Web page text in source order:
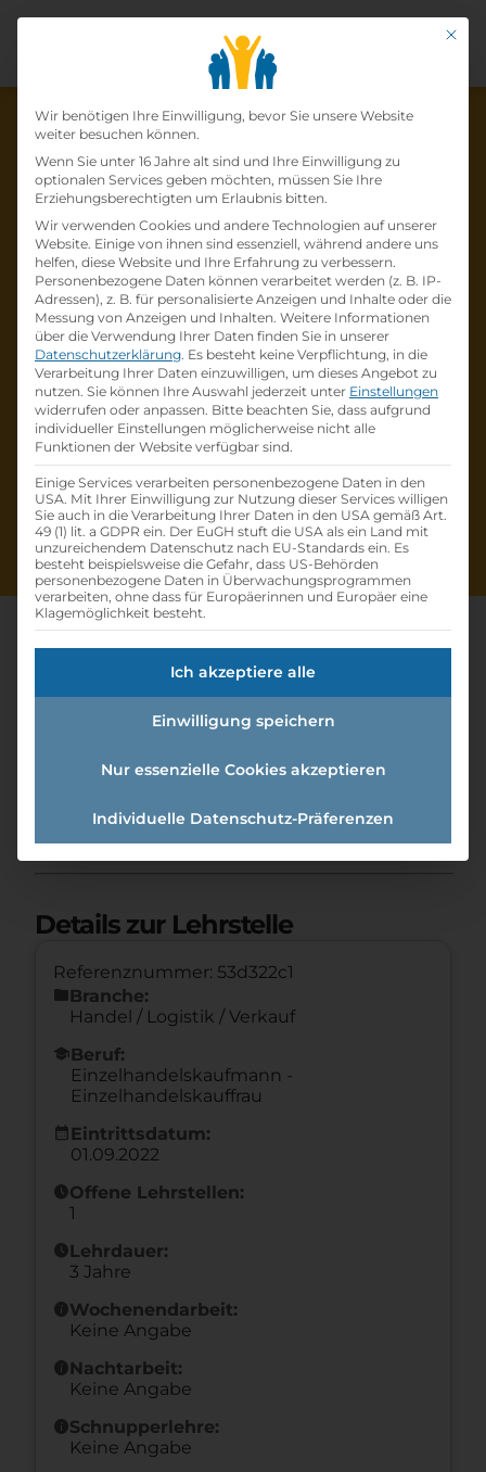
Die Lehrstelle wurde schon
besetzt!
Die LehrstelleLehre Einzelhandel –
Kraftfahrzeuge und ErsatzteilebeiRaiffeisen-
Lagerhaus Hollabrunn-Horn eGenist schon
besetzt.
Firmenprofil besuchen
Andere Lehrstelle suchen
Lehre Einzelhandel –
Kraftfahrzeuge Und
Ersatzteile
»Offene Lehrstellen»Lehre Einzelhandel
– Kraftfahrzeuge und Ersatzteile
Details zur Lehrstelle
Referenznummer: 53d322c1
folderBranche:
Handel / Logistik / Verkauf
schoolBeruf:
Einzelhandelskaufmann -
Einzelhandelskauffrau
calendar_month Eintrittsdatum:
01.09.2022
scheduleOffene Lehrstellen:
1
scheduleLehrdauer:
3 Jahre
infoWochenendarbeit:
Keine Angabe
infoNachtarbeit:
Keine Angabe
infoSchnupperlehre:
Keine Angabe
Mit
Datenschutz-
Wir benötigen Ihre Einwilligung, bevor Sie unsere Website
weiter besuchen können.
Wenn Sie unter 16 Jahre alt sind und Ihre Einwilligung zu
optionalen Services geben möchten, müssen Sie Ihre
Erziehungsberechtigten um Erlaubnis bitten.
Wir verwenden Cookies und andere Technologien auf unserer
Website. Einige von ihnen sind essenziell, während andere uns
helfen, diese Website und Ihre Erfahrung zu verbessern.
Personenbezogene Daten können verarbeitet werden (z. B. IP-
Adressen), z. B. für personalisierte Anzeigen und Inhalte oder die
Messung von Anzeigen und Inhalten. Weitere Informationen
über die Verwendung Ihrer Daten finden Sie in unserer
Datenschutzerklärung. Es besteht keine Verpflichtung, in die
Verarbeitung Ihrer Daten einzuwilligen, um dieses Angebot zu
nutzen. Sie können Ihre Auswahl jederzeit unter Einstellungen
widerrufen oder anpassen. Bitte beachten Sie, dass aufgrund
individueller Einstellungen möglicherweise nicht alle
Funktionen der Website verfügbar sind.
Einige Services verarbeiten personenbezogene Daten in den
USA. Mit Ihrer Einwilligung zur Nutzung dieser Services willigen
Sie auch in die Verarbeitung Ihrer Daten in den USA gemäß Art.
49 (1) lit. a GDPR ein. Der EuGH stuft die USA als ein Land mit
unzureichendem Datenschutz nach EU-Standards ein. Es
besteht beispielsweise die Gefahr, dass US-Behörden
personenbezogene Daten in Überwachungsprogrammen
verarbeiten, ohne dass für Europäerinnen und Europäer eine
Klagemöglichkeit besteht.
Ich akzeptiere alle
Einwilligung speichern
Nur essenzielle Cookies akzeptieren
Individuelle Datenschutz-Präferenzen